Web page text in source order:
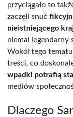
przyciągało to
zaczęli snuć
nieistniejącego
niemal
Wokół tego
treści, co
wpadki potrafią
mediów
Dlaczego